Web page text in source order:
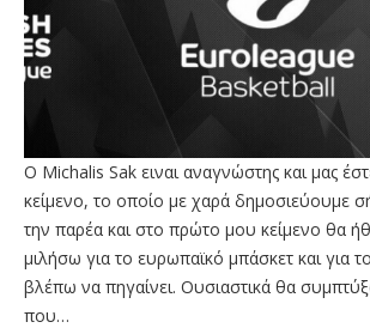
Ο Μichalis Sak ειναι αναγνώστης και μας
κείμενο, το οποίο με χαρά δημοσιεύουμε
την παρέα και στο πρώτο μου κείμενο θα
μιλήσω για το ευρωπαϊκό μπάσκετ και για
βλέπω να πηγαίνει. Ουσιαστικά θα
που…